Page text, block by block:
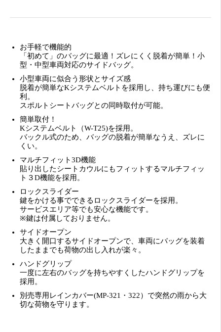
お手軽で機能的
「初めて」のバッグに最適！ズレにくく脱着が簡単！小
型・中型車両対応のサイドバッグ。
小型車両に似合う形状とサイズ感
脱着が簡単なKシステムベルトを採用し、持ち運びにも便
利。
スポルトシートバッグとの同時取付が可能。
簡単取付！
Kシステムベルト（W-T25)を採用。
バックル式のため、バッグの脱着が簡単なうえ、ズレに
くい。
マルチフィット3D機能
貼り出したシートカウルにもフィットするマルチフィッ
ト３D機能を採用。
ロックスライダー
鍵をかける事でできるロックスライダーを採用。
サービスエリア等でも安心な機能です。
※鍵は付属しておりません。
サイドオープン
大きく開口するサイドオープンで、車両にバッグを装着
したままでも荷物の出し入れが楽々。
ハンドグリップ
一度に左右のバッグを持ちやすくしたハンドグリップを
採用。
別売専用レインカバー(MP-321・322）で突然の雨から大
切な荷物を守ります。